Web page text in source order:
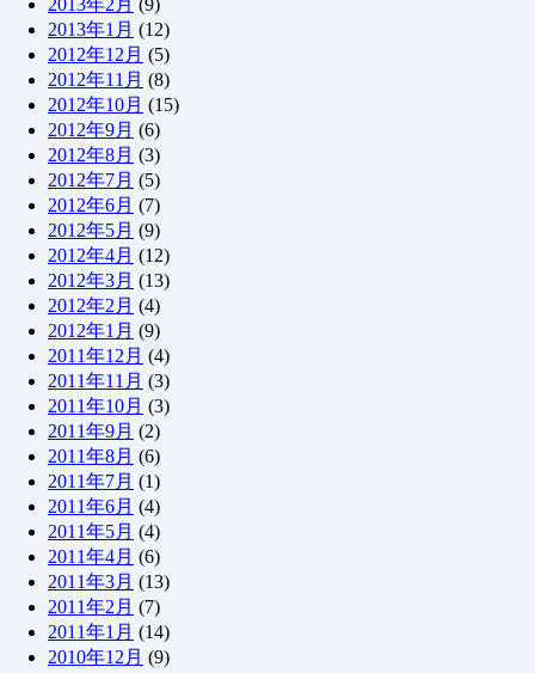
2013年2月 (9)
2013年1月 (12)
2012年12月 (5)
2012年11月 (8)
2012年10月 (15)
2012年9月 (6)
2012年8月 (3)
2012年7月 (5)
2012年6月 (7)
2012年5月 (9)
2012年4月 (12)
2012年3月 (13)
2012年2月 (4)
2012年1月 (9)
2011年12月 (4)
2011年11月 (3)
2011年10月 (3)
2011年9月 (2)
2011年8月 (6)
2011年7月 (1)
2011年6月 (4)
2011年5月 (4)
2011年4月 (6)
2011年3月 (13)
2011年2月 (7)
2011年1月 (14)
2010年12月 (9)